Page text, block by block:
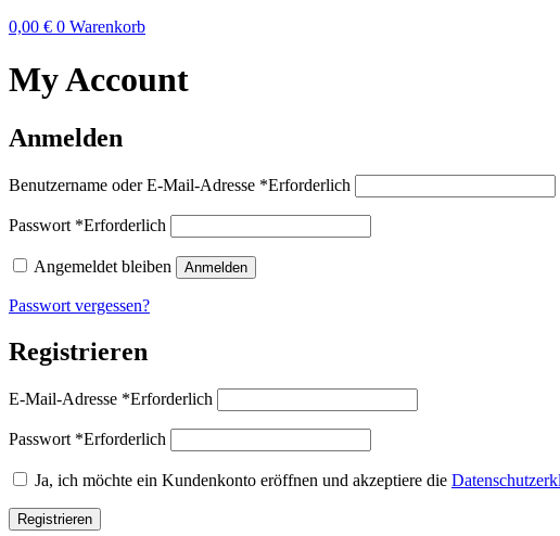
0,00 € 0 Warenkorb
My Account
Anmelden
Benutzername oder E-Mail-Adresse *Erforderlich
Passwort *Erforderlich
Angemeldet bleiben Anmelden
Passwort vergessen?
Registrieren
E-Mail-Adresse *Erforderlich
Passwort *Erforderlich
Ja, ich möchte ein Kundenkonto eröffnen und akzeptiere die
Registrieren